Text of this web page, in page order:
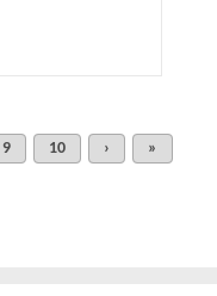
9 10 › »